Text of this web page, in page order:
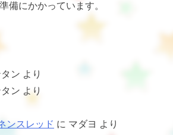
備にかかっています。
タン より
タン より
ンスレッド に マダヨ より